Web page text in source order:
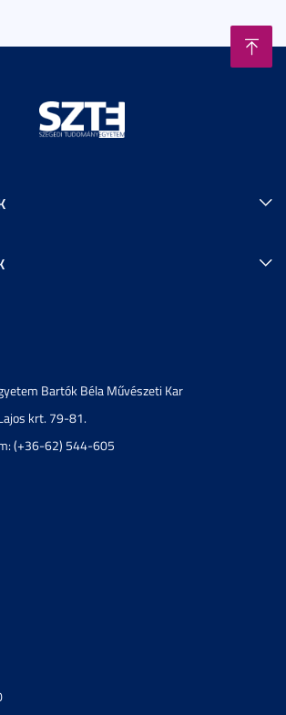
Bartók Béla Művészeti Kar
krt. 79-81.
(+36-62) 544-605